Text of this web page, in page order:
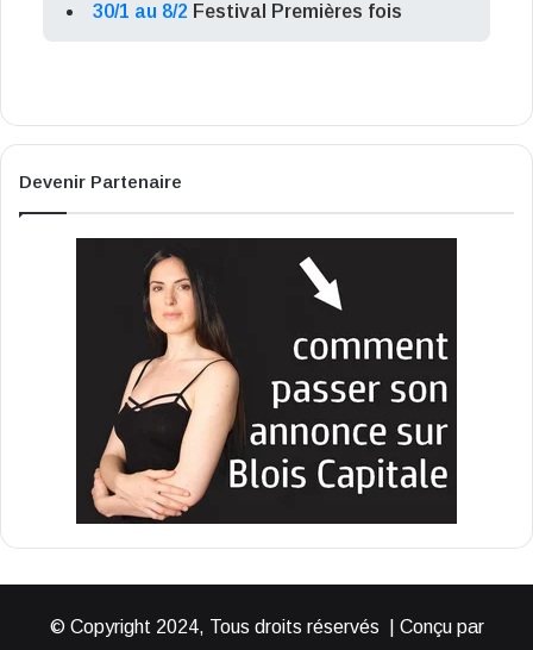
30/1 au 8/2 Festival Premières fois
Devenir Partenaire
© Copyright 2024, Tous droits réservés | Conçu par